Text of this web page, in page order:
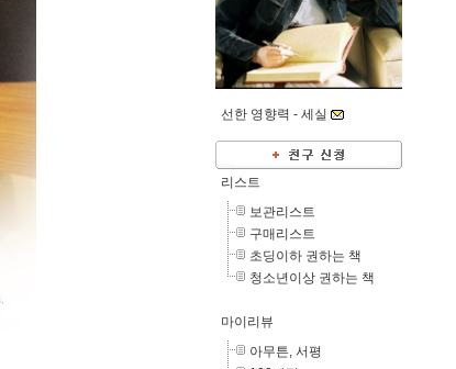
선한 영향력 - 세실
리스트
보관리스트
구매리스트
초딩이하 권하는 책
청소년이상 권하는 책
마이리뷰
아무튼, 서평